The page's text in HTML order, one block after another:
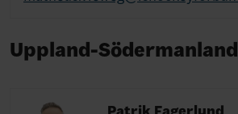
Uppland-Södermanland